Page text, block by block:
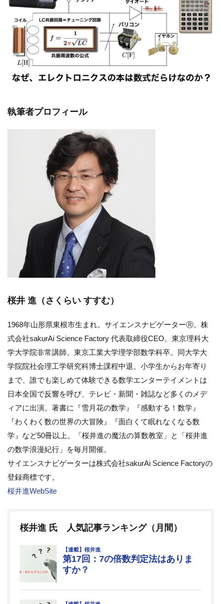
執筆者プロフィール
桜井 進（さくらい すすむ）
1968年山形県東根市生まれ。サイエンスナビゲーターⓇ。株
式会社sakurAi Science Factory 代表取締役CEO。東京理科大
学大学院非常講師。東京工業大学理学部数学科卒。同大学大
学院院社会理工学研究科博士課程中退。小学生からお年寄り
まで、誰でも楽しめて体験できる数学エンターテイメントは
日本全国で反響を呼び、テレビ・新聞・雑誌など多くのメデ
ィアに出演。著書に『雪月花の数学』『感動する！数学』
『わくわく数の世界の大冒険』『面白くて眠れなくなる数
学』など50冊以上。「桜井進の魔法の算数教室」と「桜井進
の数学浪漫紀行」を毎月開催。
サイエンスナビゲーターは株式会社sakurAi Science Factoryの
登録商標です。
桜井進WebSite
桜井進 氏 人気記事ランキング（月間）